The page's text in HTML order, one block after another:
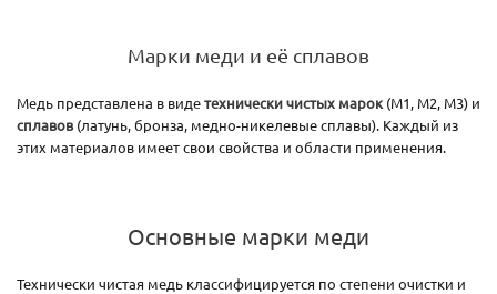
Марки меди и её сплавов
Медь представлена в видетехнически чистых марок (М1, М2, М3) и
сплавов (латунь, бронза, медно-никелевые сплавы). Каждый из
этих материалов имеет свои свойства и области применения.
Основные марки меди
Технически чистая медь классифицируется по степени очистки и